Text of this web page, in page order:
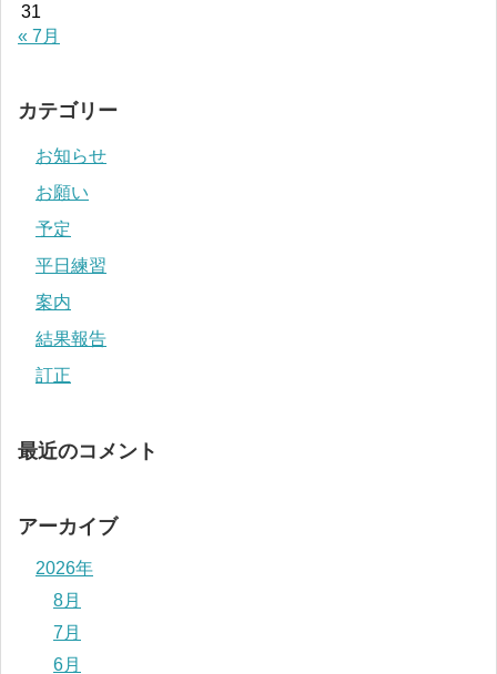
31
« 7月
カテゴリー
お知らせ
お願い
予定
平日練習
案内
結果報告
訂正
最近のコメント
アーカイブ
2026年
8月
7月
6月